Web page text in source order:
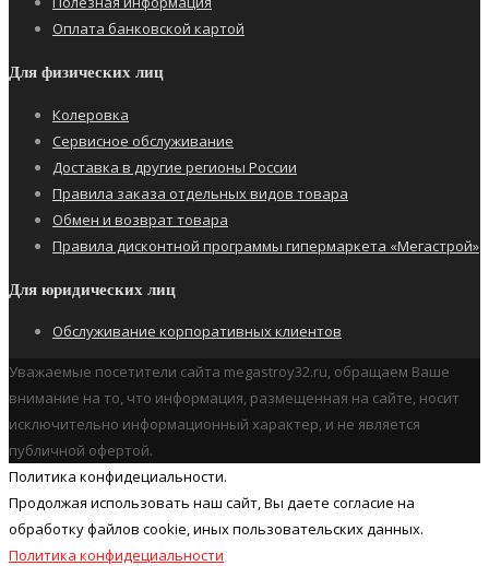
Оплата банковской картой
Для физических лиц
Колеровка
Сервисное обслуживание
Доставка в другие регионы России
Правила заказа отдельных видов товара
Обмен и возврат товара
Правила дисконтной программы гипермаркета «Мегастрой»
Для юридических лиц
Обслуживание корпоративных клиентов
Уважаемые посетители сайта megastroy32.ru, обращаем Ваше
внимание на то, что информация, размещенная на сайте, носит
исключительно информационный характер, и не является
публичной офертой.
Политика конфидециальности.
Продолжая использовать наш cайт, Вы даете согласие на
обработку файлов cookie, иных пользовательских данных.
Политика конфидециальности